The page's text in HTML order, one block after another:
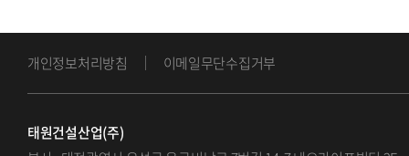
개인정보처리방침 이메일무단수집거부
태원건설산업(주)